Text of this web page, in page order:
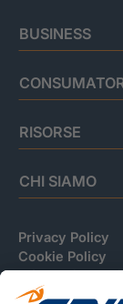
BUSINESS
RISORSE
CHI SIAMO
Privacy Policy
Cookie Policy
Informativa
CRIF Business